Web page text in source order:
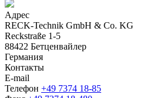
Адрес
RECK-Technik GmbH & Co. KG
Reckstraße 1-5
88422 Бетценвайлер
Германия
Контакты
E-mail
Телефон +49 7374 18-85